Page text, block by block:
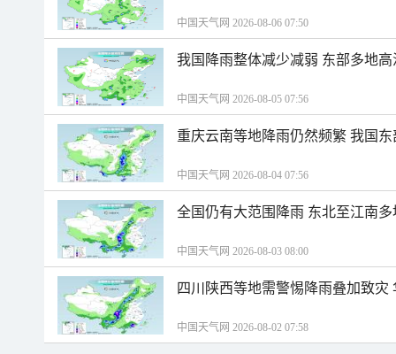
中国天气网 2026-08-06 07:50
我国降雨整体减少减弱 东部多地
中国天气网 2026-08-05 07:56
重庆云南等地降雨仍然频繁 我国
中国天气网 2026-08-04 07:56
全国仍有大范围降雨 东北至江南
中国天气网 2026-08-03 08:00
四川陕西等地需警惕降雨叠加致
中国天气网 2026-08-02 07:58